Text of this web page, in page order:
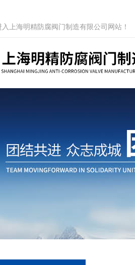
上海明精防腐阀门制造有限公司网站！